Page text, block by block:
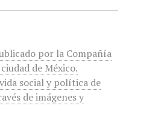
por la Compañía
de México.
social y política de
de imágenes y